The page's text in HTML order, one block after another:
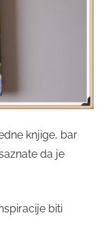
knjige, bar
da je
biti